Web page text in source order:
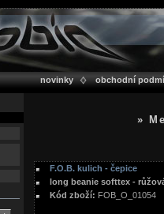
novinky obchodní
»
F.O.B. kulich - čepice
long beanie softtex -
Kód zboží: FOB_O_01054